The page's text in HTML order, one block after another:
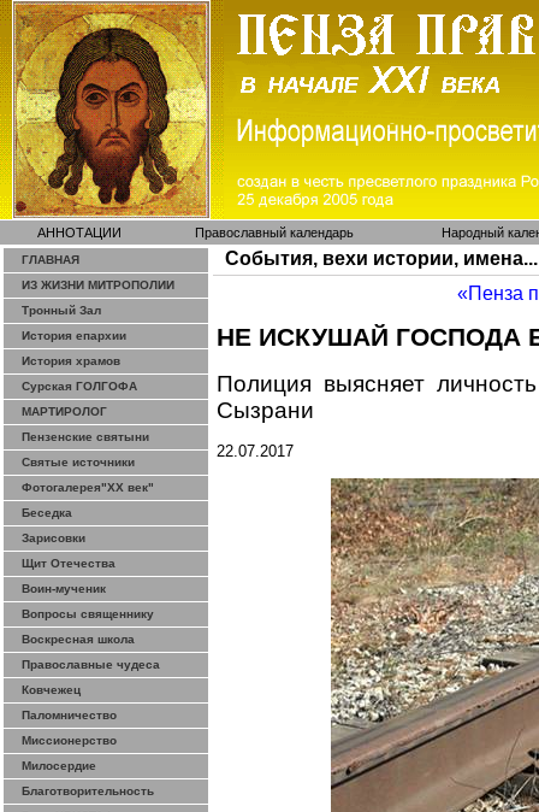
АННОТАЦИИ Православный календарь Народный
ГЛАВНАЯ
ИЗ ЖИЗНИ МИТРОПОЛИИ
Тронный Зал
История епархии
История храмов
Сурская ГОЛГОФА
МАРТИРОЛОГ
Пензенские святыни
Святые источники
Фотогалерея"ХХ век"
Беседка
Зарисовки
Щит Отечества
Воин-мученик
Вопросы священнику
Воскресная школа
Православные чудеса
Ковчежец
Паломничество
Миссионерство
Милосердие
Благотворительность
События, вехи истории, имена...
«Пенза
НЕ ИСКУШАЙ ГОСПОДА
Полиция выясняет
Сызрани
22.07.2017